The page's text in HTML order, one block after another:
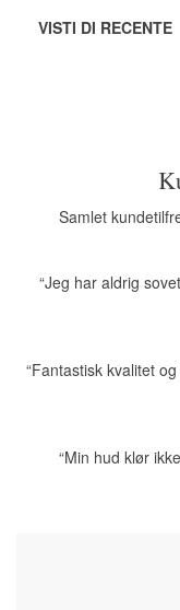
VISTI DI RECENTE
Samlet
“Jeg har aldrig
“Fantastisk kvalitet
“Min hud klør